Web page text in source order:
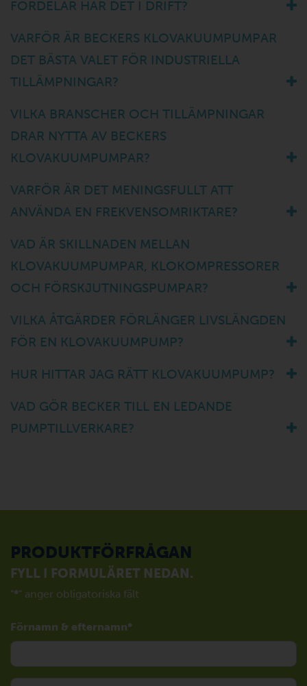
FÖRDELAR HAR DET I DRIFT?
VARFÖR ÄR BECKERS KLOVAKUUMPUMPAR
DET BÄSTA VALET FÖR INDUSTRIELLA
TILLÄMPNINGAR?
VILKA BRANSCHER OCH TILLÄMPNINGAR
DRAR NYTTA AV BECKERS
KLOVAKUUMPUMPAR?
VARFÖR ÄR DET MENINGSFULLT ATT
ANVÄNDA EN FREKVENSOMRIKTARE?
VAD ÄR SKILLNADEN MELLAN
KLOVAKUUMPUMPAR, KLOKOMPRESSORER
OCH FÖRSKJUTNINGSPUMPAR?
VILKA ÅTGÄRDER FÖRLÄNGER LIVSLÄNGDEN
FÖR EN KLOVAKUUMPUMP?
HUR HITTAR JAG RÄTT KLOVAKUUMPUMP?
VAD GÖR BECKER TILL EN LEDANDE
PUMPTILLVERKARE?
PRODUKTFÖRFRÅGAN
FYLL I FORMULÄRET NEDAN.
"*" anger obligatoriska fält
Förnamn & efternamn